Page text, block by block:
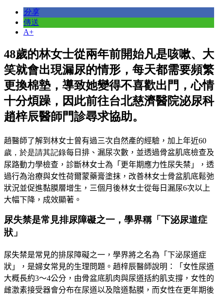
分享
傳送
A+
48歲的林女士從兩年前開始凡是咳嗽、大
笑就會出現漏尿的情形，每天都需要頻繁
更換棉墊，導致她變得不喜歡出門，心情
十分煩躁，因此前往台北慈濟醫院泌尿科
趙梓辰醫師門診尋求協助。
趙醫師了解到林女士曾有過三次自然產的經驗，加上年近60
歲，於是請其記錄每日排、漏尿次數，並透過骨盆肌底檢查及
尿路動力學檢查，診斷林女士為「更年期應力性尿失禁」，透
過行為治療與女性荷爾蒙藥膏塗抹，改善林女士骨盆肌底鬆弛
狀況並促進黏膜層增生，三個月後林女士從每日漏尿6次以上
大幅下降，成效顯著。
尿失禁是常見排尿障礙之一，學界稱「下泌尿道症
狀」
尿失禁是常見的排尿障礙之一，學界將之名為「下泌尿道症
狀」，是婦女常見的生理問題。趙梓辰醫師說明：「女性尿道
大概長約3～4公分，由骨盆底肌肉與尿道括約肌支撐，女性的
雌激素接受器會分布在尿道以及陰道黏膜， 而女性在更年期後